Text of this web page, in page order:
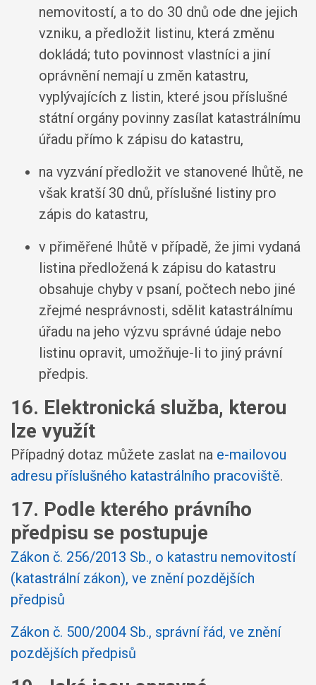
nemovitostí, a to do 30 dnů ode dne jejich
vzniku, a předložit listinu, která změnu
dokládá; tuto povinnost vlastníci a jiní
oprávnění nemají u změn katastru,
vyplývajících z listin, které jsou příslušné
státní orgány povinny zasílat katastrálnímu
úřadu přímo k zápisu do katastru,
na vyzvání předložit ve stanovené lhůtě, ne
však kratší 30 dnů, příslušné listiny pro
zápis do katastru,
v přiměřené lhůtě v případě, že jimi vydaná
listina předložená k zápisu do katastru
obsahuje chyby v psaní, počtech nebo jiné
zřejmé nesprávnosti, sdělit katastrálnímu
úřadu na jeho výzvu správné údaje nebo
listinu opravit, umožňuje-li to jiný právní
předpis.
16. Elektronická služba, kterou
lze využít
Případný dotaz můžete zaslat na e-mailovou
adresu příslušného katastrálního pracoviště.
17. Podle kterého právního
předpisu se postupuje
Zákon č. 256/2013 Sb., o katastru nemovitostí
(katastrální zákon), ve znění pozdějších
předpisů
Zákon č. 500/2004 Sb., správní řád, ve znění
pozdějších předpisů